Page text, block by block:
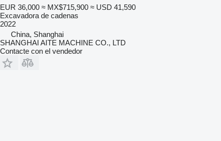
EUR 36,000 ≈ MX$715,900 ≈ USD 41,590
Excavadora de cadenas
2022
China, Shanghai
SHANGHAI AITE MACHINE CO., LTD
Contacte con el vendedor